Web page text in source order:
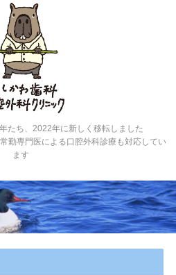
たち、2022年に新しく移転しました
勤専門医による口腔外科診療も対応してい
ます